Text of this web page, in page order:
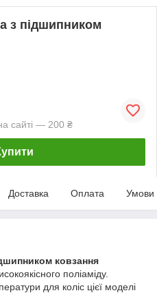
з підшипником
сайті — 200 ₴
Доставка Оплата Умови
ковзання
поліаміду.
для коліс цієї моделі